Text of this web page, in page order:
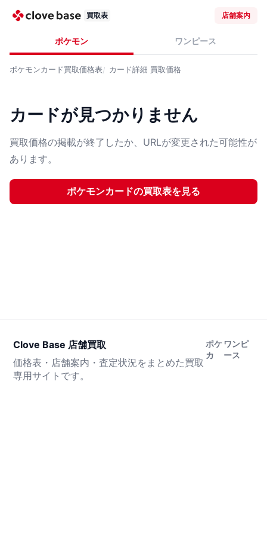
買取表 店舗案内
ポケモン ワンピース
ポケモンカード買取価格表 カード詳細 買取価格
カードが見つかりません
買取価格の掲載が終了したか、URLが変更された可能性が
あります。
ポケモンカードの買取表を見る
Clove Base 店舗買取
価格表・店舗案内・査定状況をまとめた買取
専用サイトです。
ポケ
カ
ワンピ
ース